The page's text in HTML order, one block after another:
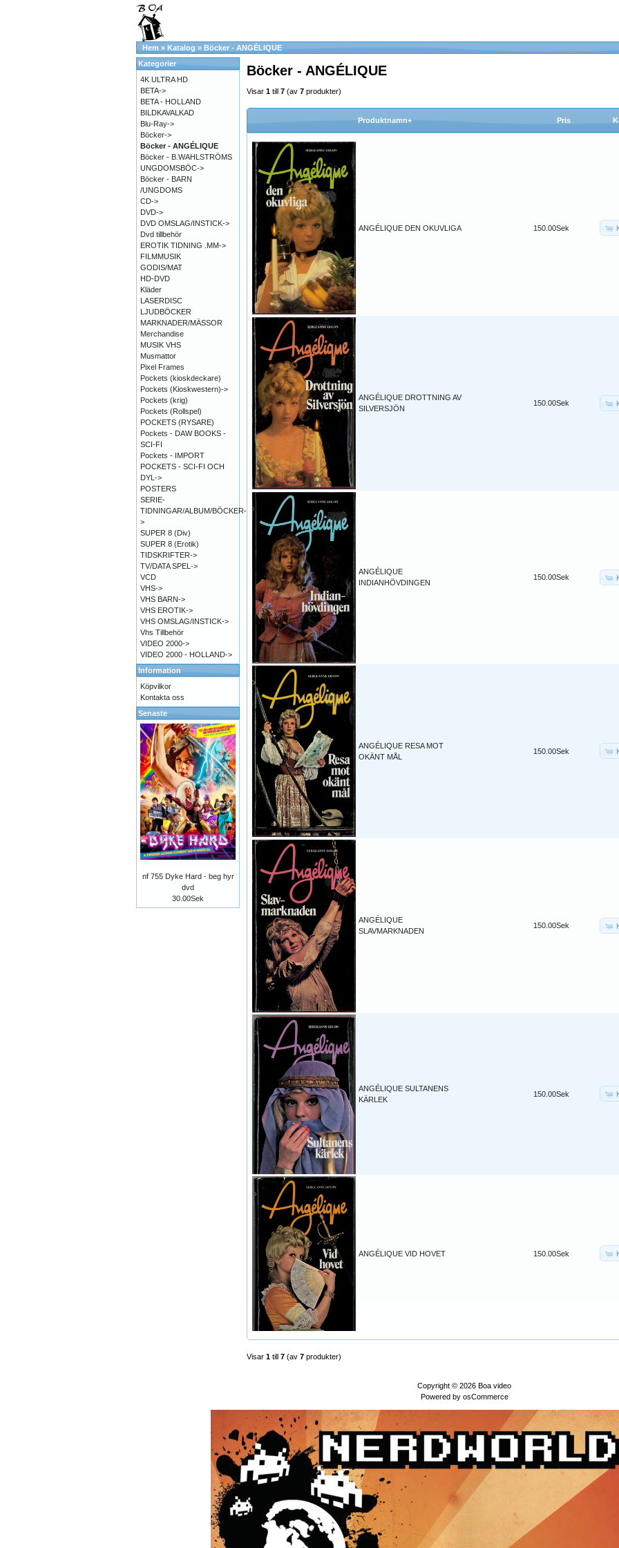
Hem » Katalog » Böcker - ANGÉLIQUE
Böcker - ANGÉLIQUE
Visar 1 till 7 (av 7 produkter)
Produktnamn+ Pris
ANGÉLIQUE DEN OKUVLIGA 150.00Sek
ANGÉLIQUE DROTTNING AV
SILVERSJÖN
150.00Sek
ANGÉLIQUE
INDIANHÖVDINGEN
150.00Sek
ANGÉLIQUE RESA MOT
OKÄNT MÅL
150.00Sek
ANGÉLIQUE
SLAVMARKNADEN
150.00Sek
ANGÉLIQUE SULTANENS
KÄRLEK
150.00Sek
ANGÉLIQUE VID HOVET 150.00Sek
Visar 1 till 7 (av 7 produkter)
Kategorier
4K ULTRA HD
BETA->
BETA - HOLLAND
BILDKAVALKAD
Blu-Ray->
Böcker->
Böcker - ANGÉLIQUE
Böcker - B.WAHLSTRÖMS
UNGDOMSBÖC->
Böcker - BARN
/UNGDOMS
CD->
DVD->
DVD OMSLAG/INSTICK->
Dvd tillbehör
EROTIK TIDNING .MM->
FILMMUSIK
GODIS/MAT
HD-DVD
Kläder
LASERDISC
LJUDBÖCKER
MARKNADER/MÄSSOR
Merchandise
MUSIK VHS
Musmattor
Pixel Frames
Pockets (kioskdeckare)
Pockets (Kioskwestern)->
Pockets (krig)
Pockets (Rollspel)
POCKETS (RYSARE)
Pockets - DAW BOOKS -
SCI-FI
Pockets - IMPORT
POCKETS - SCI-FI OCH
DYL->
POSTERS
SERIE-
TIDNINGAR/ALBUM/BÖCKER-
>
SUPER 8 (Div)
SUPER 8 (Erotik)
TIDSKRIFTER->
TV/DATA SPEL->
VCD
VHS->
VHS BARN->
VHS EROTIK->
VHS OMSLAG/INSTICK->
Vhs Tillbehör
VIDEO 2000->
VIDEO 2000 - HOLLAND->
Information
Köpvilkor
Kontakta oss
Senaste
nf 755 Dyke Hard - beg hyr
dvd
30.00Sek
Copyright © 2026 Boa video
Powered by osCommerce